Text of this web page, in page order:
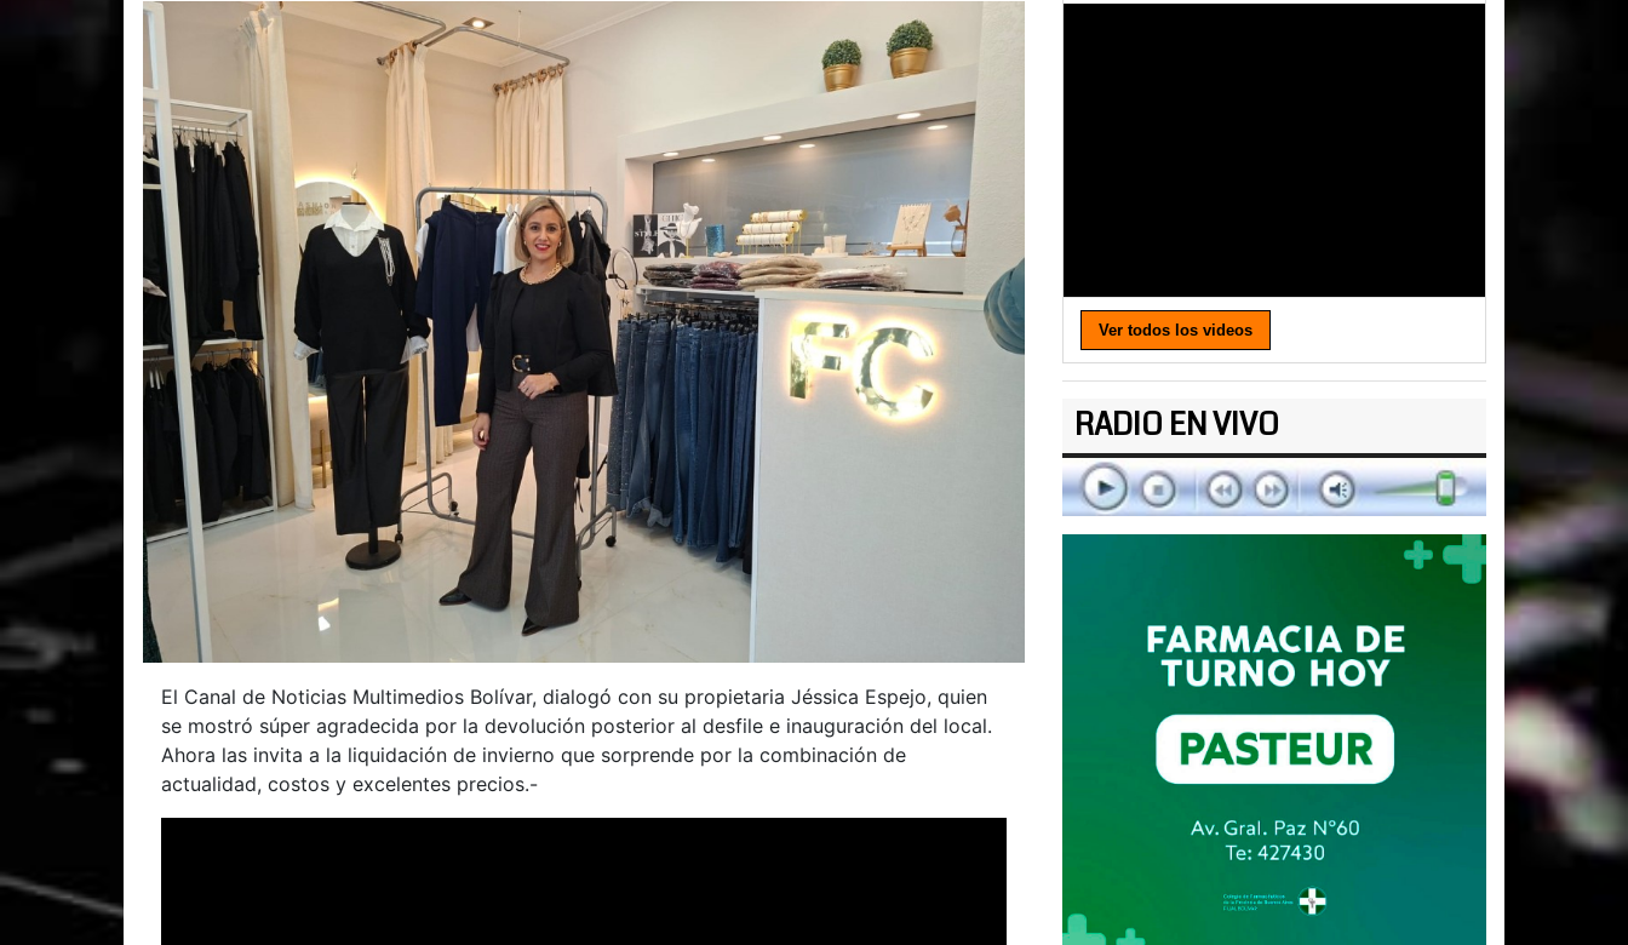
El Canal de Noticias Multimedios Bolívar, dialogó con su propietaria Jéssica Espejo, quien
se mostró súper agradecida por la devolución posterior al desfile e inauguración del local.
Ahora las invita a la liquidación de invierno que sorprende por la combinación de
actualidad, costos y excelentes precios.-
Ver todos los videos
RADIO EN VIVO